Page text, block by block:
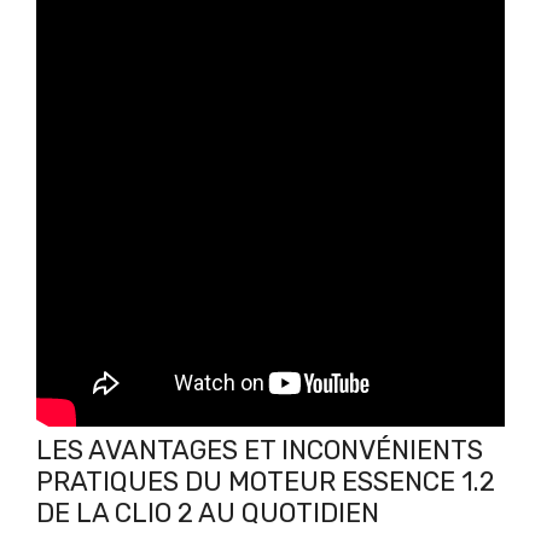
LES AVANTAGES ET INCONVÉNIENTS
PRATIQUES DU MOTEUR ESSENCE 1.2
DE LA CLIO 2 AU QUOTIDIEN